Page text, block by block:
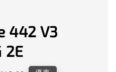
442 V3
2E